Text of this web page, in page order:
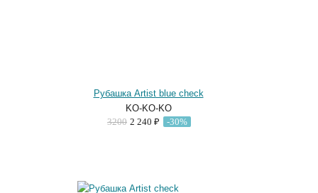
Рубашка Artist blue check
KO-KO-KO
3200 2 240 ₽ -30%